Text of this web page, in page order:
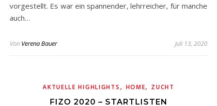
vorgestellt. Es war ein spannender, lehrreicher, für manche
auch…
Von Verena Bauer Juli 13, 2020
AKTUELLE HIGHLIGHTS , HOME, ZUCHT
FIZO 2020 – STARTLISTEN